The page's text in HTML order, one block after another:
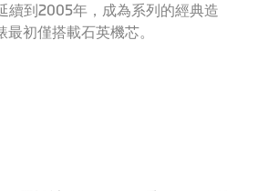
續到2005年，成為系列的經典造
初僅搭載石英機芯。